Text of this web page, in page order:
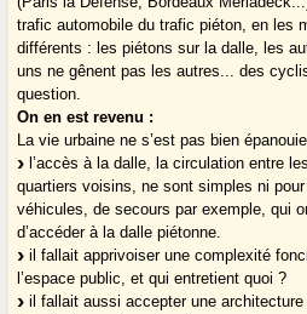
trafic automobile du trafic piéton, en les
différents : les piétons sur la dalle, les
uns ne gênent pas les autres... des
question.
On en est revenu :
La vie urbaine ne s’est pas bien
l’accès à la dalle, la circulation entre
quartiers voisins, ne sont simples ni
véhicules, de secours par exemple, qui
d’accéder à la dalle piétonne.
il fallait apprivoiser une complexité
l’espace public, et qui entretient quoi ?
il fallait aussi accepter une